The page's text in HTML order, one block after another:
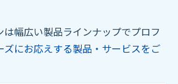
は幅広い製品ラインナップでプロフ
ズにお応えする製品・サービスをご